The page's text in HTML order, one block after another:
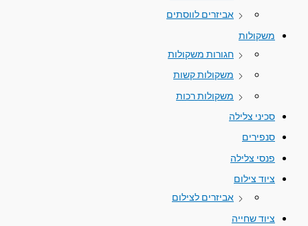
אביזרים לווסתים
משקולות
חגורות משקולות
משקולות קשות
משקולות רכות
סכיני צלילה
סנפירים
פנסי צלילה
ציוד צילום
אביזרים לצילום
ציוד שחייה